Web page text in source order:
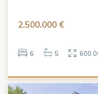
2.500.000 €
6 5